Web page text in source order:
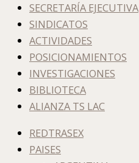
SECRETARÍA EJECUTIVA
SINDICATOS
ACTIVIDADES
POSICIONAMIENTOS
INVESTIGACIONES
BIBLIOTECA
ALIANZA TS LAC
REDTRASEX
PAISES